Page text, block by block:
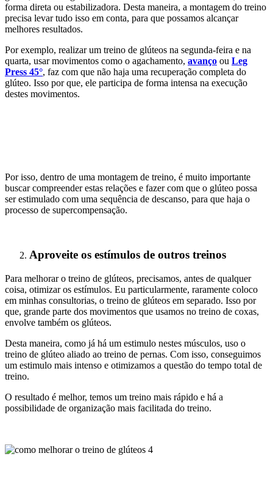
forma direta ou estabilizadora. Desta maneira, a montagem do treino
precisa levar tudo isso em conta, para que possamos alcançar
melhores resultados.
Por exemplo, realizar um treino de glúteos na segunda-feira e na
quarta, usar movimentos como o agachamento, avanço ou Leg
Press 45°, faz com que não haja uma recuperação completa do
glúteo. Isso por que, ele participa de forma intensa na execução
destes movimentos.
Por isso, dentro de uma montagem de treino, é muito importante
buscar compreender estas relações e fazer com que o glúteo possa
ser estimulado com uma sequência de descanso, para que haja o
processo de supercompensação.
Aproveite os estímulos de outros treinos
Para melhorar o treino de glúteos, precisamos, antes de qualquer
coisa, otimizar os estímulos. Eu particularmente, raramente coloco
em minhas consultorias, o treino de glúteos em separado. Isso por
que, grande parte dos movimentos que usamos no treino de coxas,
envolve também os glúteos.
Desta maneira, como já há um estimulo nestes músculos, uso o
treino de glúteo aliado ao treino de pernas. Com isso, conseguimos
um estimulo mais intenso e otimizamos a questão do tempo total de
treino.
O resultado é melhor, temos um treino mais rápido e há a
possibilidade de organização mais facilitada do treino.